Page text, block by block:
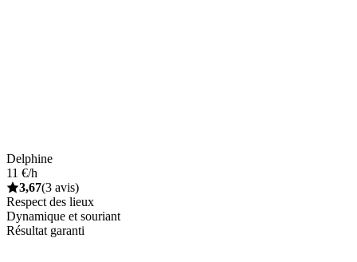
Delphine
11 €/h
3,67(3 avis)
Respect des lieux
Dynamique et souriant
Résultat garanti